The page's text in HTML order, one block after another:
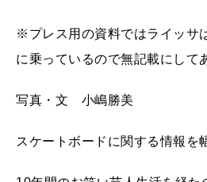
※プレス用の資料ではライッサ
に乗っているので無記載にして
写真・文 小嶋勝美
スケートボードに関する情報を